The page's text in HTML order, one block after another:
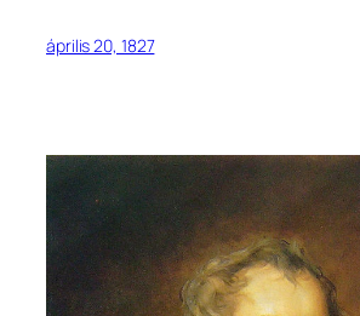
április 20, 1827